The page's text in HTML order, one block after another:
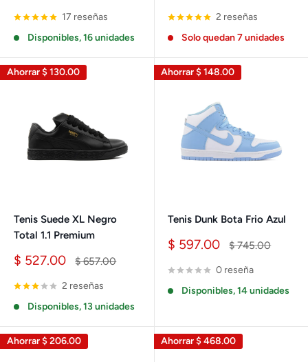
venta
17 reseñas
Disponibles, 16 unidades
venta
2 reseñas
Solo quedan 7 unidades
Ahorrar$ 130.00
Tenis Suede XL Negro
Total 1.1 Premium
Precio
venta
$ 527.00
Precio
$ 657.00
2 reseñas
Disponibles, 13 unidades
Ahorrar$ 148.00
Tenis Dunk Bota Frio Azul
Precio
venta
$ 597.00
Precio
$ 745.00
0 reseña
Disponibles, 14 unidades
Ahorrar$ 206.00 Ahorrar$ 468.00